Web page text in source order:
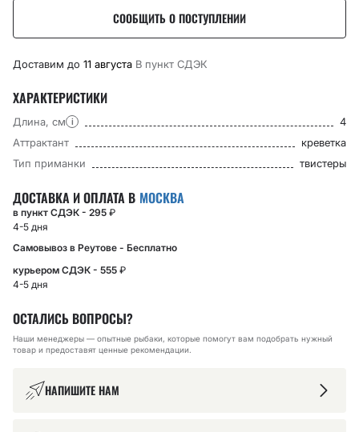
СООБЩИТЬ О ПОСТУПЛЕНИИ
Доставим до 11 августа В пункт CДЭК
ХАРАКТЕРИСТИКИ
Длина, см i
4
Аттрактант
креветка
Тип приманки
твистеры
ДОСТАВКА И ОПЛАТА В МОСКВА
в пункт СДЭК - 295 ₽
4-5 дня
Самовывоз в Реутове - Бесплатно
курьером СДЭК - 555 ₽
4-5 дня
ОСТАЛИСЬ ВОПРОСЫ?
Наши менеджеры — опытные рыбаки, которые помогут вам подобрать нужный
товар и предоставят ценные рекомендации.
НАПИШИТЕ НАМ